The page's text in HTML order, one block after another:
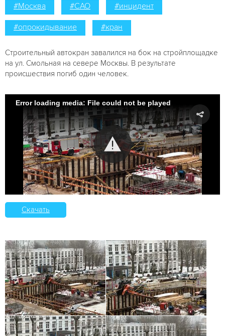
#Москва #САО #инцидент
#опрокидывание #кран
Строительный автокран завалился на бок на стройплощадке
на ул. Смольная на севере Москвы. В результате
происшествия погиб один человек.
Error loading media: File could not be played
Скачать